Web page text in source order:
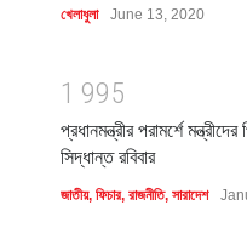
খেলাধুলা June 13, 2020
1 995
প্রধানমন্ত্রীর পরামর্শে
সিদ্ধান্ত রবিবার
জাতীয়, ফিচার, রাজনীতি, সারাদেশ